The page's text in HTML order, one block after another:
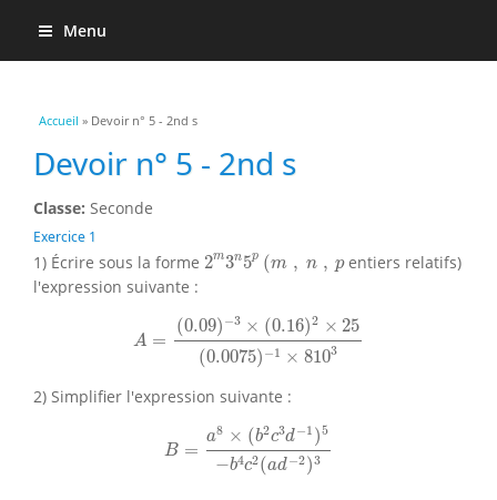
Menu
Vous êtes ici
Accueil » Devoir n° 5 - 2nd s
Devoir n° 5 - 2nd s
Classe: Seconde
Exercice 1
1) Écrire sous la forme 2m3n5p (m , n , p
2m3n5p
entiers relatifs)
l'expression suivante :
A =
(0.09) −3 × (0.16)2 × 25
(0.0075) −1 × 8103
0.09)−3 ×( 0.16 )2×25 0.0075
2) Simplifier l'expression suivante :
B =
a8 × (b2c3d−1 )5
−b4c2(ad−2)3
×( c3d − 1 5−